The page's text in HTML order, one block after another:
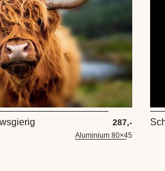
287,-
Aluminium 80×45